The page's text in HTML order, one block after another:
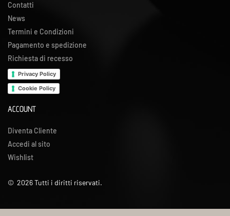
Contatti
News
Termini e Condizioni
Pagamento e spedizione
Richiesta di recesso
Privacy Policy
Cookie Policy
ACCOUNT
Diventa Cliente
Accedi al sito
Wishlist
© 2026Tutti i diritti riservati.